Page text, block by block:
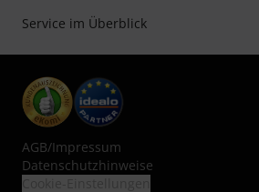
Service im Überblick
AGB/Impressum
Datenschutzhinweise